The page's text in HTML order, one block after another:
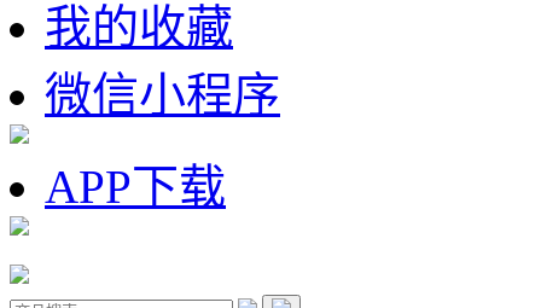
我的收藏
微信小程序
APP下载